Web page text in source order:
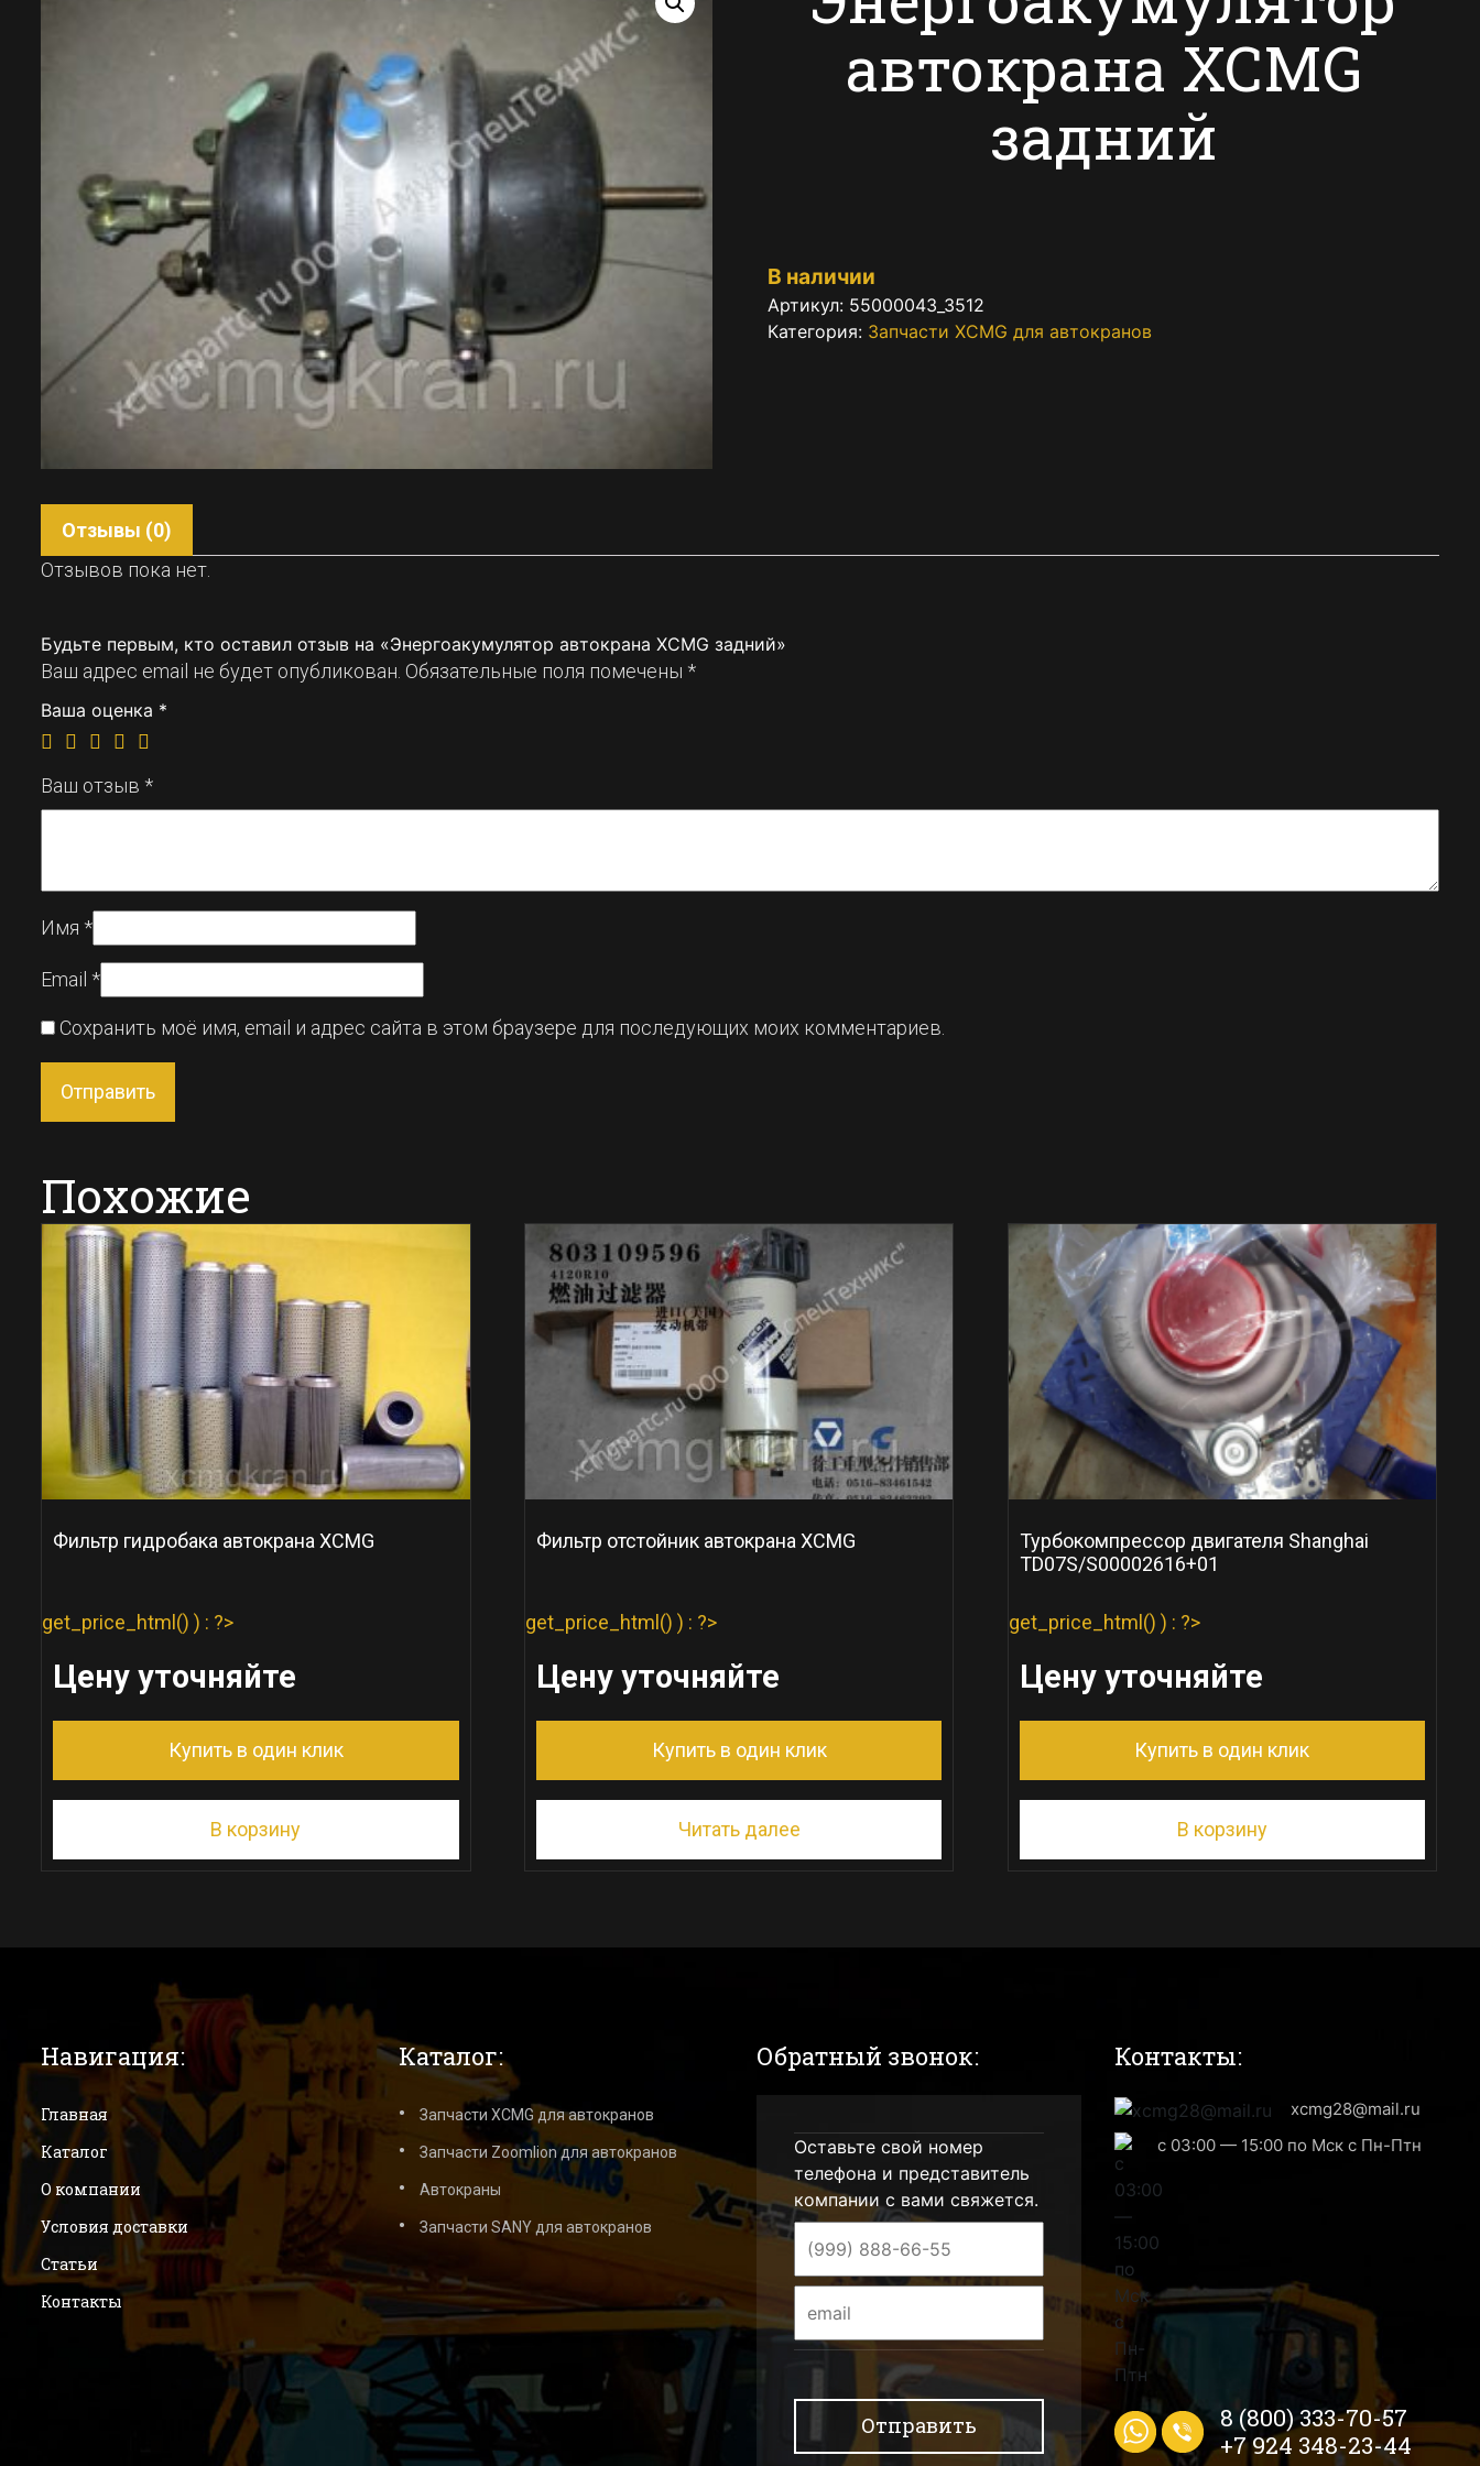
автокрана XCMG
задний
В наличии
Артикул: 55000043_3512
Категория: Запчасти XCMG для автокранов
Отзывы (0)
Отзывов пока нет.
Будьте первым, кто оставил отзыв на «Энергоакумулятор автокрана XCMG задний»
Ваш адрес email не будет опубликован. Обязательные поля помечены *
Ваша оценка *
Ваш отзыв *
Имя *
Email *
Сохранить моё имя, email и адрес сайта в этом браузере для последующих моих комментариев.
Похожие
Фильтр гидробака автокрана XCMG
get_price_html() ) : ?>
Цену уточняйте
Купить в один клик
В корзину
Фильтр отстойник автокрана XCMG
get_price_html() ) : ?>
Цену уточняйте
Купить в один клик
Читать далее
Турбокомпрессор двигателя Shanghai
TD07S/S00002616+01
get_price_html() ) : ?>
Цену уточняйте
Купить в один клик
В корзину
Навигация:
Главная
Каталог
О компании
Условия доставки
Статьи
Контакты
Каталог:
Запчасти XCMG для автокранов
Запчасти Zoomlion для автокранов
Автокраны
Запчасти SANY для автокранов
Обратный звонок:
Оставьте свой номер
телефона и представитель
компании с вами свяжется.
Контакты:
xcmg28@mail.ru
с 03:00 — 15:00 по Мск с Пн-Птн
8 (800) 333-70-57
+7 924 348-23-44